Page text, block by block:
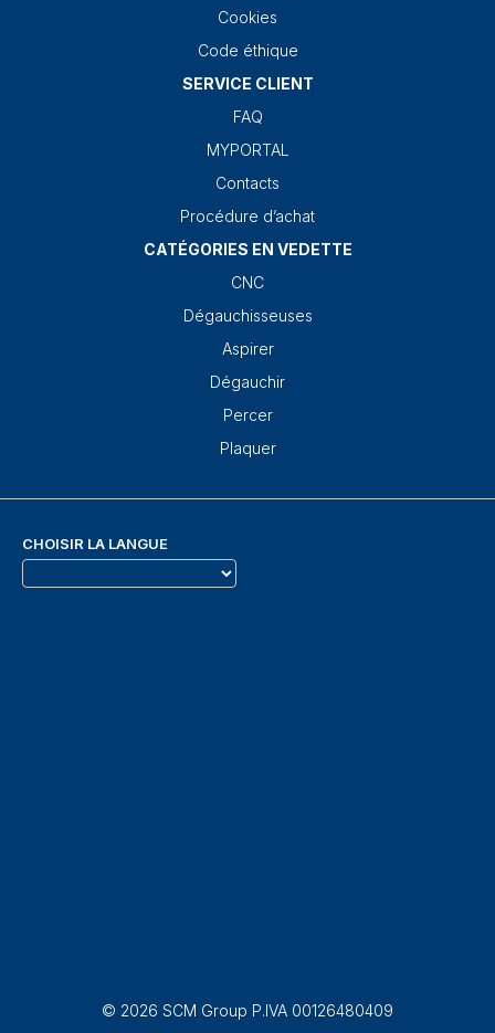
Cookies
Code éthique
SERVICE CLIENT
FAQ
MYPORTAL
Contacts
Procédure d’achat
CATÉGORIES EN VEDETTE
CNC
Dégauchisseuses
Aspirer
Dégauchir
Percer
Plaquer
CHOISIR LA LANGUE
© 2026 SCM Group P.IVA 00126480409